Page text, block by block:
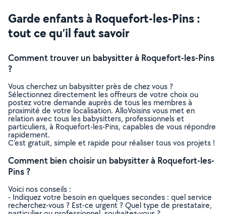
Garde enfants à Roquefort-les-Pins :
tout ce qu’il faut savoir
Comment trouver un babysitter à Roquefort-les-Pins
?
Vous cherchez un babysitter près de chez vous ?
Sélectionnez directement les offreurs de votre choix ou
postez votre demande auprès de tous les membres à
proximité de votre localisation. AlloVoisins vous met en
relation avec tous les babysitters, professionnels et
particuliers, à Roquefort-les-Pins, capables de vous répondre
rapidement.
C’est gratuit, simple et rapide pour réaliser tous vos projets !
Comment bien choisir un babysitter à Roquefort-les-
Pins ?
Voici nos conseils :
- Indiquez votre besoin en quelques secondes : quel service
recherchez-vous ? Est-ce urgent ? Quel type de prestataire,